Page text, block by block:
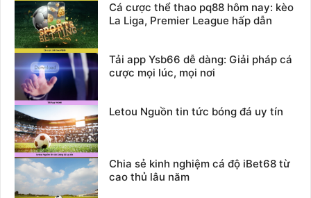
Cá cược thể thao pq88 hôm nay: kèo
La Liga, Premier League hấp dẫn
Tải app Ysb66 dễ dàng: Giải pháp cá
cược mọi lúc, mọi nơi
Letou Nguồn tin tức bóng đá uy tín
Chia sẻ kinh nghiệm cá độ iBet68 từ
cao thủ lâu năm